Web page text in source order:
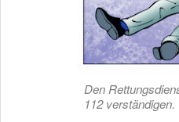
Den
112 verständigen.